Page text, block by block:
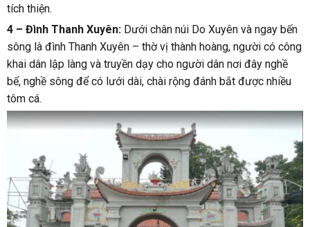
tích thiện.
4 – Đình Thanh Xuyên:Dưới chân núi Do Xuyên và ngay bến
sông là đình Thanh Xuyên – thờ vị thành hoàng, người có công
khai dân lập làng và truyền dạy cho người dân nơi đây nghề
bể, nghề sông để có lưới dài, chài rộng đánh bắt được nhiều
tôm cá.